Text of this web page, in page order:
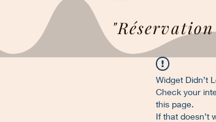
Widget Didn’t
Check your
this page.
If that doesn’t